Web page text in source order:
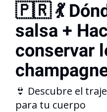
🇵🇷 💃
salsa +
conservar
👙 Descubre el
para tu cuerpo